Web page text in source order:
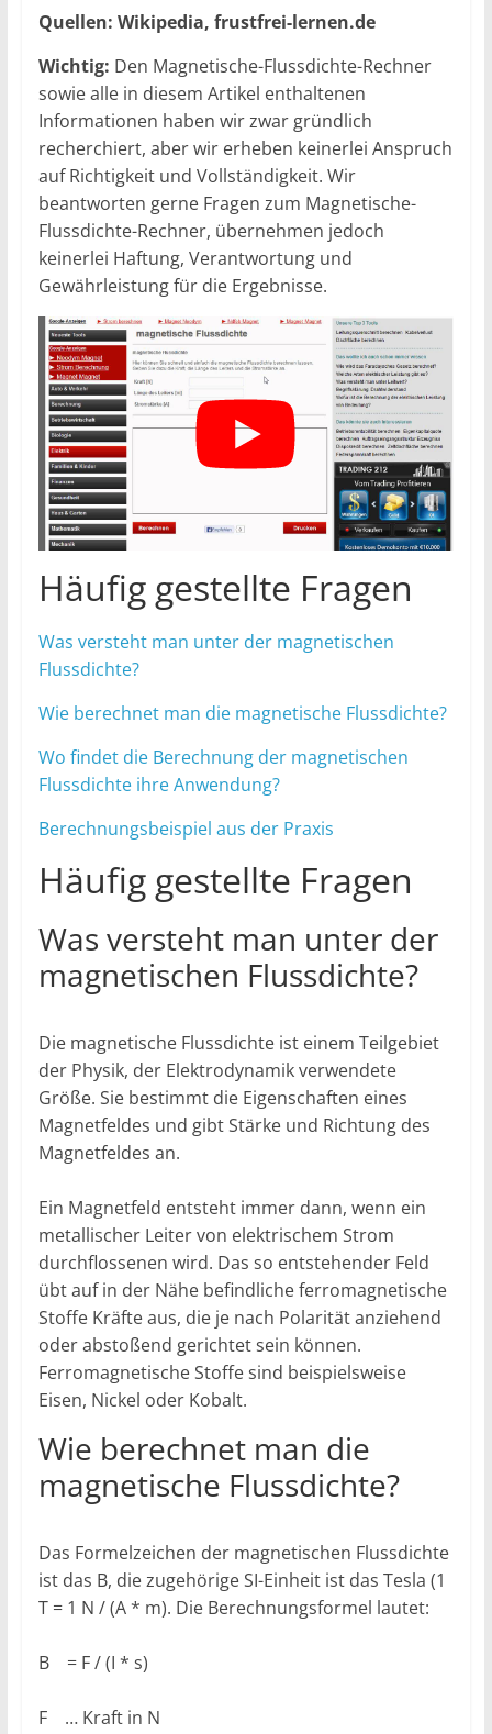
Quellen: Wikipedia, frustfrei-lernen.de
Wichtig: Den Magnetische-Flussdichte-Rechner
sowie alle in diesem Artikel enthaltenen
Informationen haben wir zwar gründlich
recherchiert, aber wir erheben keinerlei Anspruch
auf Richtigkeit und Vollständigkeit. Wir
beantworten gerne Fragen zum Magnetische-
Flussdichte-Rechner, übernehmen jedoch
keinerlei Haftung, Verantwortung und
Gewährleistung für die Ergebnisse.
Häufig gestellte Fragen
Was versteht man unter der magnetischen
Flussdichte?
Wie berechnet man die magnetische Flussdichte?
Wo findet die Berechnung der magnetischen
Flussdichte ihre Anwendung?
Berechnungsbeispiel aus der Praxis
Häufig gestellte Fragen
Was versteht man unter der
magnetischen Flussdichte?
Die magnetische Flussdichte ist einem Teilgebiet
der Physik, der Elektrodynamik verwendete
Größe. Sie bestimmt die Eigenschaften eines
Magnetfeldes und gibt Stärke und Richtung des
Magnetfeldes an.
Ein Magnetfeld entsteht immer dann, wenn ein
metallischer Leiter von elektrischem Strom
durchflossenen wird. Das so entstehender Feld
übt auf in der Nähe befindliche ferromagnetische
Stoffe Kräfte aus, die je nach Polarität anziehend
oder abstoßend gerichtet sein können.
Ferromagnetische Stoffe sind beispielsweise
Eisen, Nickel oder Kobalt.
Wie berechnet man die
magnetische Flussdichte?
Das Formelzeichen der magnetischen Flussdichte
ist das B, die zugehörige SI-Einheit ist das Tesla (1
T = 1 N / (A * m). Die Berechnungsformel lautet:
B = F / (I * s)
F … Kraft in N